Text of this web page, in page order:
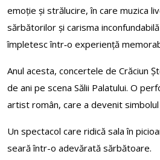
emoție și strălucire, în care muzica
sărbătorilor și carisma
împletesc într‑o experiență
Anul acesta, concertele de Crăciun
de ani pe scena Sălii Palatului. O
artist român, care a devenit simbolul
Un spectacol care ridică sala în
seară într-o adevărată sărbătoare.